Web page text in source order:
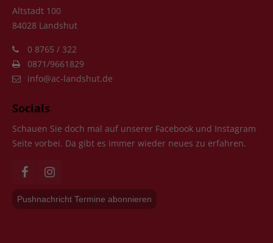
Altstadt 100
84028 Landshut
0 8765 / 322
0871/9661829
info@ac-landshut.de
Socials
Schauen Sie doch mal auf unserer Facebook und Instagram
Seite vorbei. Da gibt es immer wieder neues zu erfahren.
Pushnachricht Termine abonnieren